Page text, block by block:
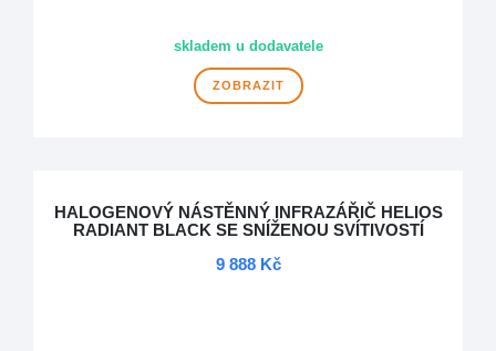
skladem u dodavatele
ZOBRAZIT
HALOGENOVÝ NÁSTĚNNÝ INFRAZÁŘIČ HELIOS
RADIANT BLACK SE SNÍŽENOU SVÍTIVOSTÍ
9 888 Kč